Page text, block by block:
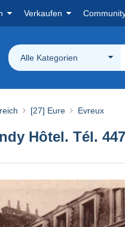
Verkaufen
Alle Kategorien
[27] Eure Evreux
Hôtel. Tél.